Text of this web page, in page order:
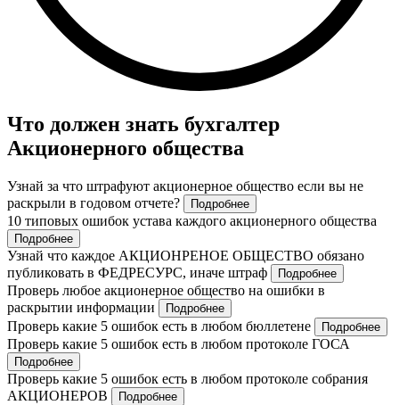
Что должен знать бухгалтер
Акционерного общества
Узнай за что штрафуют акционерное общество если вы не
раскрыли в годовом отчете?
Подробнее
10 типовых ошибок устава каждого акционерного общества
Подробнее
Узнай что каждое АКЦИОНРЕНОЕ ОБЩЕСТВО обязано
публиковать в ФЕДРЕСУРС, иначе штраф
Подробнее
Проверь любое акционерное общество на ошибки в
раскрытии информации
Подробнее
Проверь какие 5 ошибок есть в любом бюллетене Подробнее
Проверь какие 5 ошибок есть в любом протоколе ГОСА
Подробнее
Проверь какие 5 ошибок есть в любом протоколе собрания
АКЦИОНЕРОВ
Подробнее